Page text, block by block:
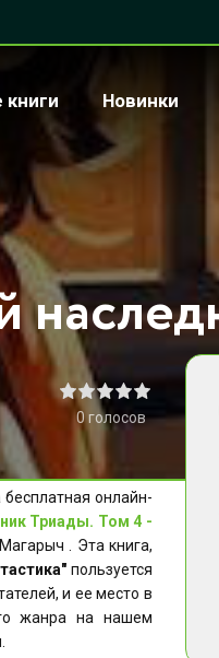
книги Новинки
0голосов
онлайн-
Триады. Том 4 -
. Эта книга,
пользуется
и ее место в
жанра на нашем